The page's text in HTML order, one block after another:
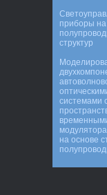
приборы на
структур
системами
на основе